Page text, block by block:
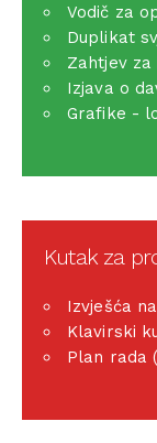
Vodič za
Duplikat
Zahtjev
Izjava o
Grafike -
Kutak za
Izvješća
Klavirski
Plan rada